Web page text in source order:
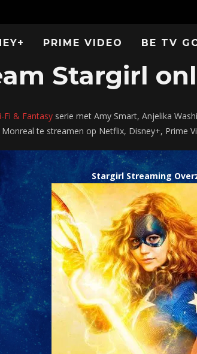
PRIME VIDEO BE TV
Stargirl
Fi & Fantasy serie met Amy Smart, Anjelika
te streamen op Netflix, Disney+, Prime
Stargirl Streaming